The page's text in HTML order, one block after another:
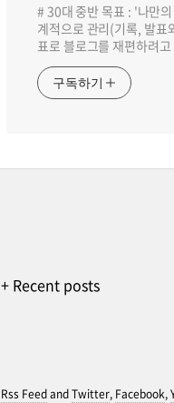
# 30대 중반 목표 : '나만
계적으로 관리(기록, 발표
표로 블로그를 재편하려고
구독하기
+ Recent posts
Rss FeedandTwitter, Facebook,